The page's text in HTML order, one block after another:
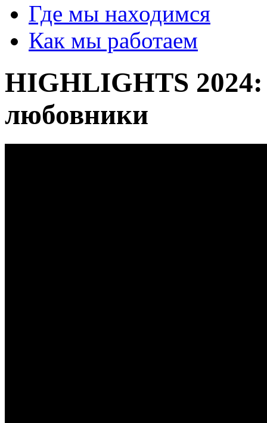
Где мы находимся
Как мы работаем
HIGHLIGHTS
любовники